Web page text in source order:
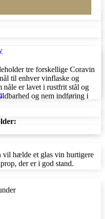
tre forskellige Coravin
til enhver vinflaske og
er lavet i rustfrit stål og
og nem indføring i
vil hælde et glas vin hurtigere
der er i god stand.